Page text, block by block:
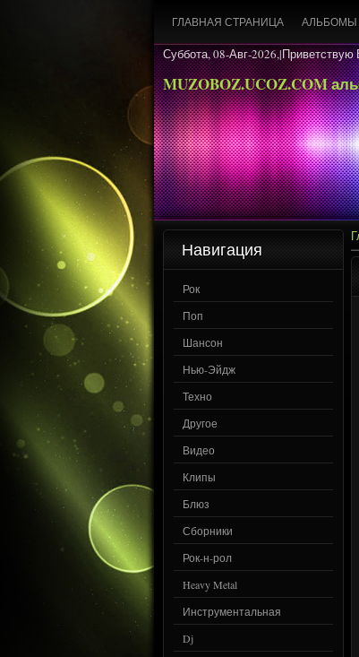
ГЛАВНАЯ СТРАНИЦА АЛЬБОМЫ
Суббота, 08-Авг-2026,|Приветствую
MUZOBOZ.UCOZ.COM
Навигация
Рок
Поп
Шансон
Нью-Эйдж
Техно
Другое
Видео
Клипы
Блюз
Сборники
Рок-н-рол
Heavy Metal
Инструментальная
Dj